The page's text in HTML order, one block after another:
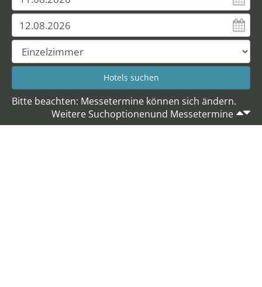
Bitte beachten: Messetermine können sich ändern.
Weitere Suchoptionenund Messetermine